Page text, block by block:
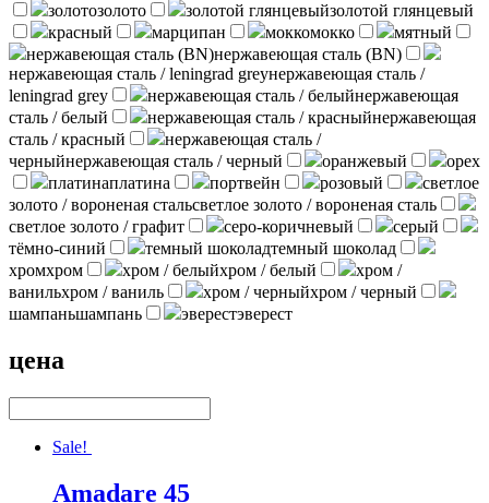
золотозолото золотой глянцевыйзолотой глянцевый
красный
марципан моккомокко
мятный
нержавеющая сталь (BN)нержавеющая сталь (BN)
нержавеющая сталь / leningrad greyнержавеющая сталь /
leningrad grey
нержавеющая сталь / белыйнержавеющая
сталь / белый
нержавеющая сталь / красныйнержавеющая
сталь / красный
нержавеющая сталь /
черныйнержавеющая сталь / черный оранжевый
орех
платинаплатина портвейн розовый
светлое
золото / вороненая стальсветлое золото / вороненая сталь
светлое золото / графит
серо-коричневый
серый
тёмно-синий
темный шоколадтемный шоколад
хромхром хром / белыйхром / белый
хром /
ванильхром / ваниль хром / черныйхром / черный
шампаньшампань эверестэверест
цена
Sale!
Amadare 45